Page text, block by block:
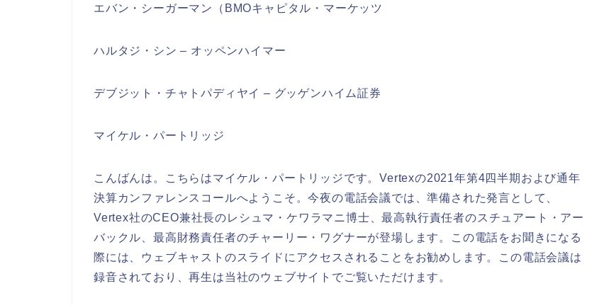
エバン・シーガーマン（BMOキャピタル・マーケッツ
ハルタジ・シン – オッペンハイマー
デブジット・チャトパディヤイ – グッゲンハイム証券
マイケル・パートリッジ
こんばんは。こちらはマイケル・パートリッジです。Vertexの2021年第4四半期および通年
決算カンファレンスコールへようこそ。今夜の電話会議では、準備された発言として、
Vertex社のCEO兼社長のレシュマ・ケワラマニ博士、最高執行責任者のスチュアート・アー
バックル、最高財務責任者のチャーリー・ワグナーが登場します。この電話をお聞きになる
際には、ウェブキャストのスライドにアクセスされることをお勧めします。この電話会議は
録音されており、再生は当社のウェブサイトでご覧いただけます。